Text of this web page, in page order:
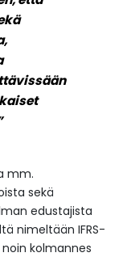
mm.
sekä
edustajista
nimeltään IFRS-
kolmannes